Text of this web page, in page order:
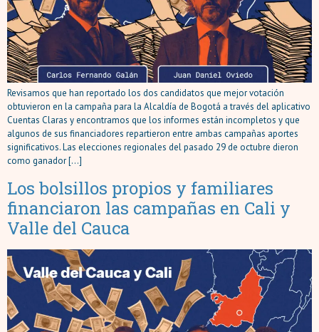
Revisamos que han reportado los dos candidatos que mejor votación
obtuvieron en la campaña para la Alcaldía de Bogotá a través del aplicativo
Cuentas Claras y encontramos que los informes están incompletos y que
algunos de sus financiadores repartieron entre ambas campañas aportes
significativos. Las elecciones regionales del pasado 29 de octubre dieron
como ganador […]
Los bolsillos propios y familiares
financiaron las campañas en Cali y
Valle del Cauca